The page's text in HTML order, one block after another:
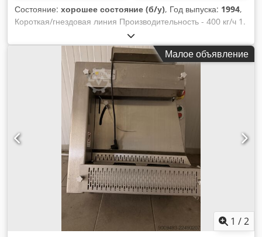
Состояние: хорошее состояние (б/у), Год выпуска: 1994,
Короткая/гнездовая линия Производительность - 400 кг/ч 1.
Силос - циклон 2. Большой силос 3. малый силос 4.
Смеситель 5. Экструдер 6. Цепь с ковшами для теста 7.
Сушилка 8. выходной транспортер 9. Цепной транспортер
для ковшей - 2 шт. Codpfeh Dxgzex Adzsrf 10. Элеватор (в
конце линии) 11. Транс, лента готовой продукции 12.
Командный пульт 13. El Cabinetsž ПРИМЕЧАНИЕ - Цена
акции - 30.000 EUR
Малое объявление
1 /2